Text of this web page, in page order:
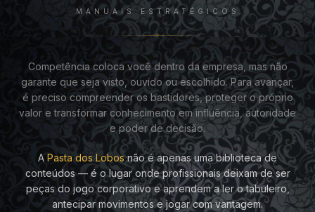
MANUAIS ESTRATÉGICOS
Competência coloca você dentro da empresa, mas não
garante que seja visto, ouvido ou escolhido. Para avançar,
é preciso compreender os bastidores, proteger o próprio
valor e transformar conhecimento em influência, autoridade
e poder de decisão.
A Pasta dos Lobosnão é apenas uma biblioteca de
conteúdos — é o lugar onde profissionais deixam de ser
peças do jogo corporativo e aprendem a ler o tabuleiro,
antecipar movimentos e jogar com vantagem.